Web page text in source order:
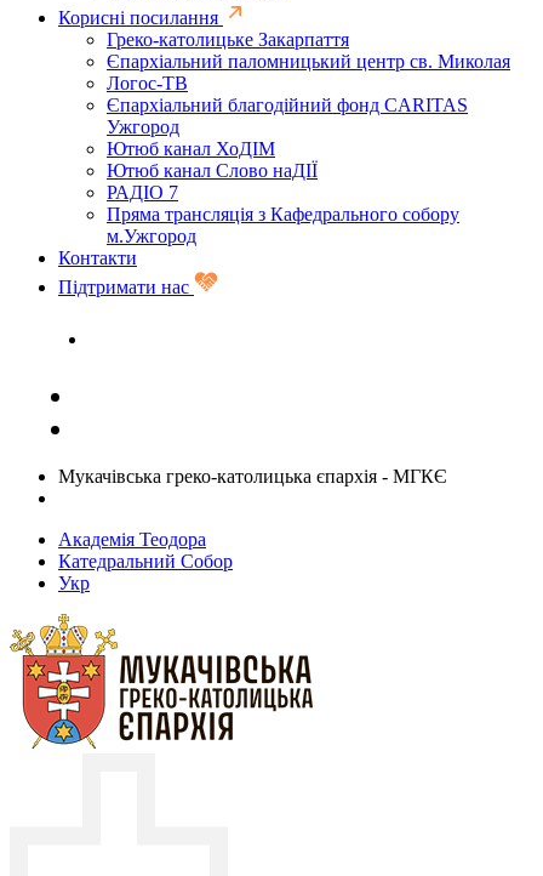
Корисні посилання
Греко-католицьке Закарпаття
Єпархіальний паломницький центр св. Миколая
Логос-ТВ
Єпархіальний благодійний фонд CARITAS
Ужгород
Ютюб канал ХоДІМ
Ютюб канал Слово наДІЇ
РАДІО 7
Пряма трансляція з Кафедрального собору
м.Ужгород
Контакти
Підтримати нас
Мукачівська греко-католицька єпархія - МГКЄ
Академія Теодора
Катедральний Собор
Укр